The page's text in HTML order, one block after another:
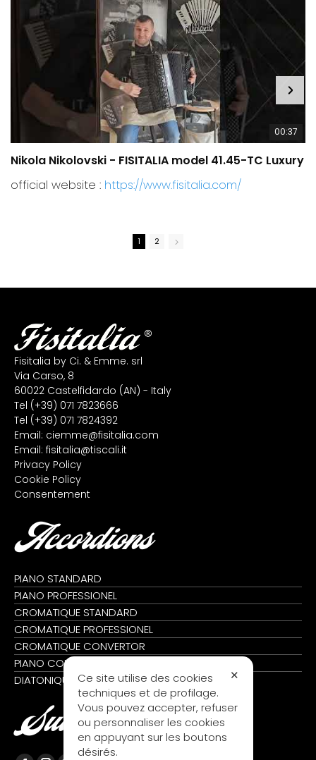
00:37
Nikola Nikolovski - FISITALIA model 41.45-TC Luxury
official website : https://www.fisitalia.com/
1 2
Fisitalia by Ci. & Emme. srl
Via Carso, 8
60022 Castelfidardo (AN) - Italy
Tel (+39) 071 7823666
Tel (+39) 071 7824392
Email: ciemme@fisitalia.com
Email: fisitalia@tiscali.it
Privacy Policy
Cookie Policy
Consentement
Accordions
PIANO STANDARD
PIANO PROFESSIONEL
CROMATIQUE STANDARD
CROMATIQUE PROFESSIONEL
CROMATIQUE CONVERTOR
PIANO CONVERTOR
DIATONIQUE
Suivez nous
✕
Ce site utilise des cookies
techniques et de profilage.
Vous pouvez accepter, refuser
ou personnaliser les cookies
en appuyant sur les boutons
désirés.